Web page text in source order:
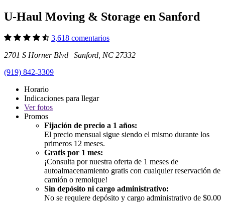
U-Haul Moving & Storage en Sanford
3,618 comentarios
2701 S Horner Blvd Sanford, NC 27332
(919) 842-3309
Horario
Indicaciones para llegar
Verfotos
Promos
Fijación de precio a 1 años:
El precio mensual sigue siendo el mismo durante los
primeros 12 meses.
Gratis por 1 mes:
¡Consulta por nuestra oferta de 1 meses de
autoalmacenamiento gratis con cualquier reservación de
camión o remolque!
Sin depósito ni cargo administrativo:
No se requiere depósito y cargo administrativo de $0.00